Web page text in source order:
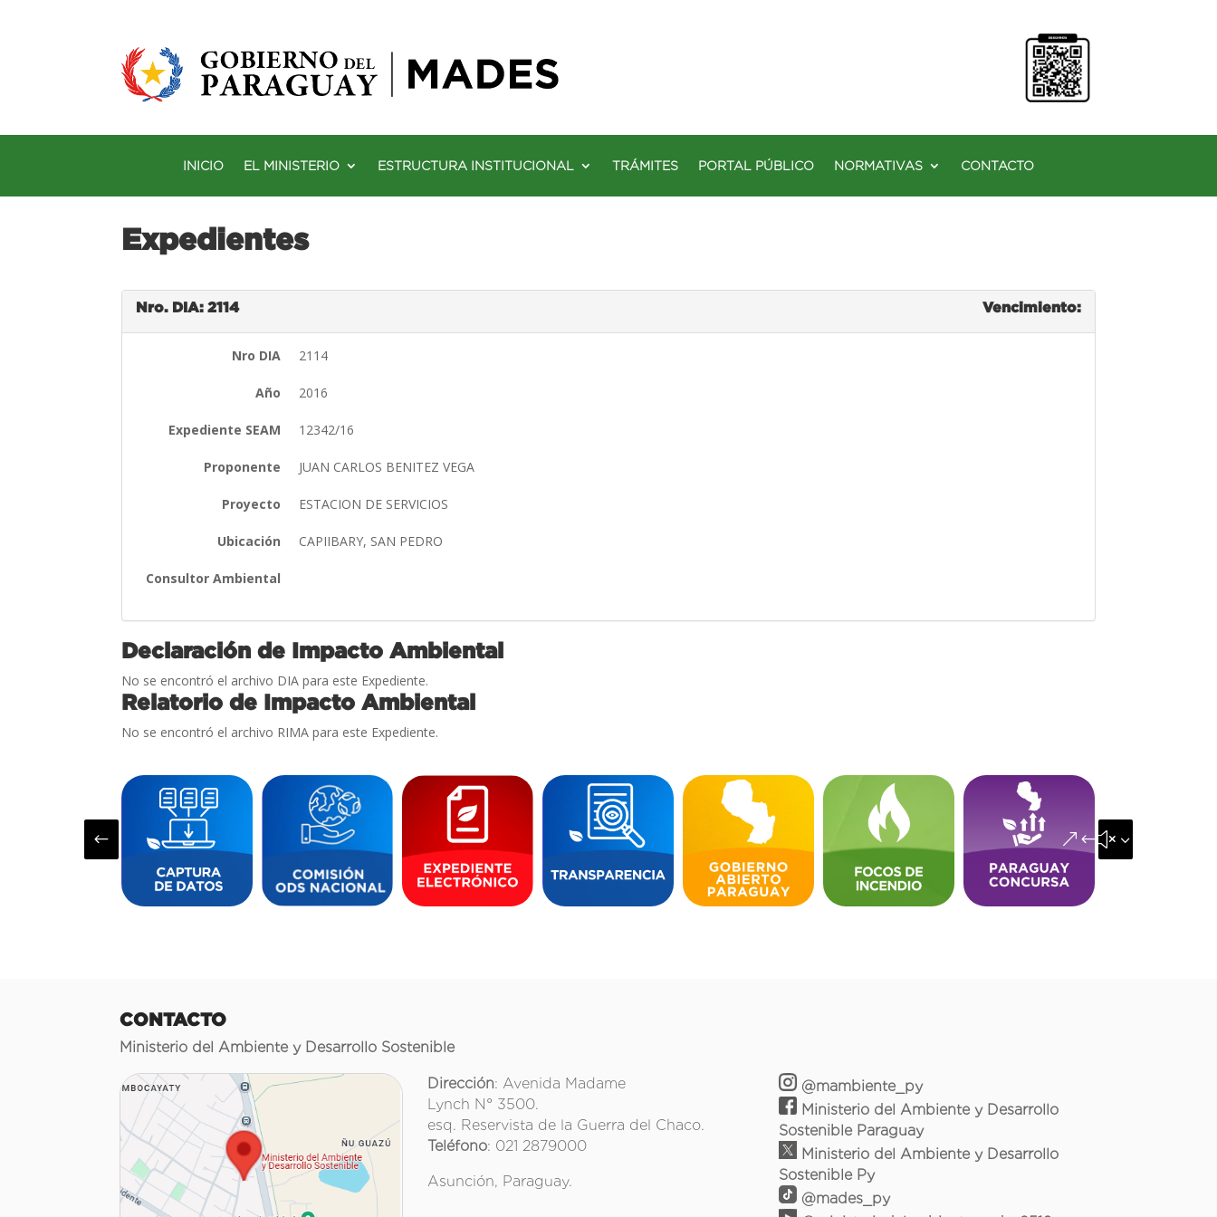
INICIO EL MINISTERIO ESTRUCTURA INSTITUCIONAL TRÁMITES PORTAL PÚBLICO NORMATIVAS CONTACTO
Expedientes
Nro. DIA: 2114 Vencimiento:
Nro DIA 2114
Año 2016
Expediente SEAM 12342/16
Proponente JUAN CARLOS BENITEZ VEGA
Proyecto ESTACION DE SERVICIOS
Ubicación CAPIIBARY, SAN PEDRO
Consultor Ambiental
Declaración de Impacto Ambiental
No se encontró el archivo DIA para este Expediente.
Relatorio de Impacto Ambiental
No se encontró el archivo RIMA para este Expediente.
# &#x35;
CONTACTO
Ministerio del Ambiente y Desarrollo Sostenible
Dirección: Avenida Madame
Lynch N° 3500.
esq. Reservista de la Guerra del Chaco.
Teléfono: 021 2879000
Asunción, Paraguay.
@mambiente_py
Ministerio del Ambiente y Desarrollo
Sostenible Paraguay
Ministerio del Ambiente y Desarrollo
Sostenible Py
@mades_py